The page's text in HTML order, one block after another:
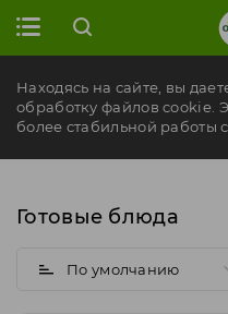
Находясь на сайте, вы
обработку файлов cookie.
более стабильной работы
Готовые блюда
По умолчанию
Фильтры
Формат продукта